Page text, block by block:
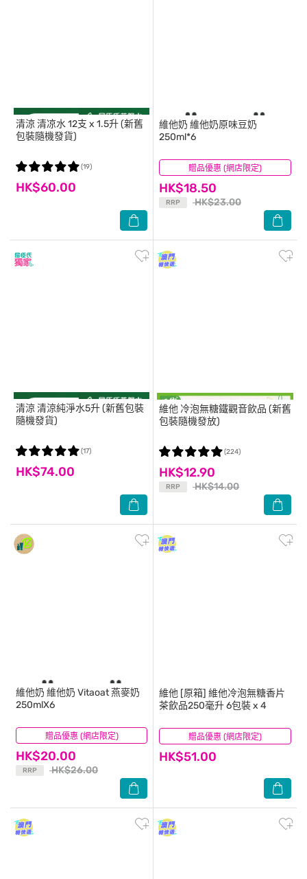
清涼清凉水 12支 x 1.5升 (新舊
包裝隨機發貨)
HK$60.00
(19) 贈品優惠 (網店限定)
維他奶 維他奶原味豆奶
250ml*6
HK$18.50
RRP HK$23.00
(75)
清涼清涼純淨水5升 (新舊包裝
隨機發貨)
HK$74.00
(17)
維他 冷泡無糖鐵觀音飲品 (新舊
包裝隨機發放)
HK$12.90
RRP HK$14.00
(224)
贈品優惠 (網店限定)
維他奶 維他奶 Vitaoat 燕麥奶
250mlX6
HK$20.00
RRP HK$26.00
(221) 贈品優惠 (網店限定)
維他 [原箱] 維他冷泡無糖香片
茶飲品250毫升 6包裝 x 4
HK$51.00
(16)